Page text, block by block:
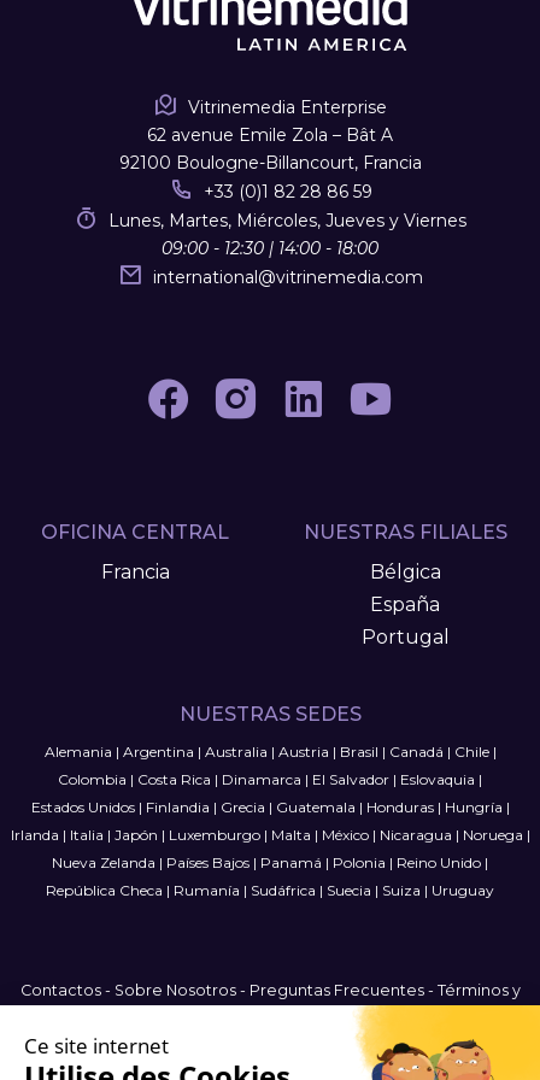
Vitrinemedia Enterprise
62 avenue Emile Zola – Bât A
92100 Boulogne-Billancourt, Francia
+33 (0)1 82 28 86 59
Lunes, Martes, Miércoles, Jueves y Viernes
09:00 - 12:30 | 14:00 - 18:00
international@vitrinemedia.com
OFICINA CENTRAL
Francia
NUESTRAS FILIALES
Bélgica
España
Portugal
NUESTRAS SEDES
Alemania | Argentina | Australia | Austria | Brasil | Canadá | Chile|
Colombia | Costa Rica | Dinamarca | El Salvador | Eslovaquia |
Estados Unidos| Finlandia | Grecia | Guatemala | Honduras| Hungría |
Irlanda | Italia | Japón | Luxemburgo| Malta | México| Nicaragua | Noruega |
Nueva Zelanda | Países Bajos | Panamá | Polonia | Reino Unido |
República Checa | Rumanía | Sudáfrica | Suecia | Suiza | Uruguay
Contactos- Sobre Nosotros- Preguntas Frecuentes- Términos y
-Mapa del Sitio